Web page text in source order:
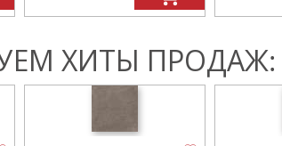
ХИТЫ ПРОДАЖ: